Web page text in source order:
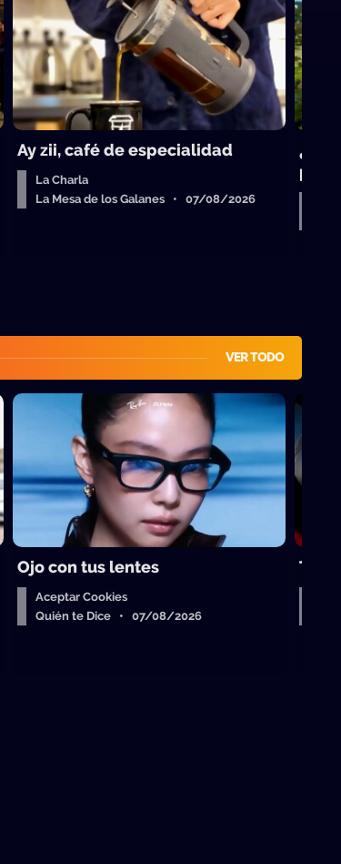
Ay zii, café de especialidad
La Charla
La Mesa de los Galanes • 07/08/2026
para
VER TODO
Ojo con tus lentes
Aceptar Cookies
Quién te Dice • 07/08/2026